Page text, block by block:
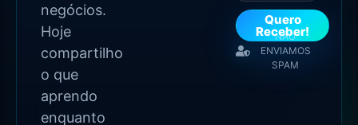
negócios.
Hoje
compartilho
o que
aprendo
enquanto
Quero
Receber!
NÃO
ENVIAMOS
SPAM